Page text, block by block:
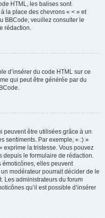
HTML, les balises sont
la place des chevrons « < » et
BBCode, veuillez consulter le
rédaction.
d’insérer du code HTML sur ce
qui peut être générée par du
peuvent être utilisées grâce à un
sentiments. Par exemple, « :) »
exprime la tristesse. Vous pouvez
depuis le formulaire de rédaction.
émoticônes, elles peuvent
modérateur pourrait décider de le
Les administrateurs du forum
qu’il est possible d’insérer